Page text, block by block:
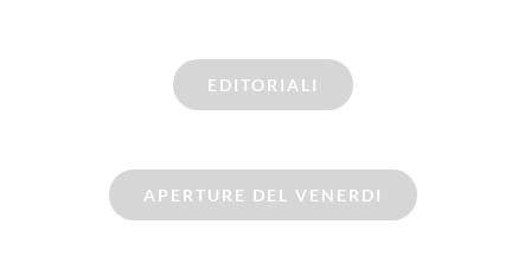
EDITORIALI
APERTURE DEL VENERDI